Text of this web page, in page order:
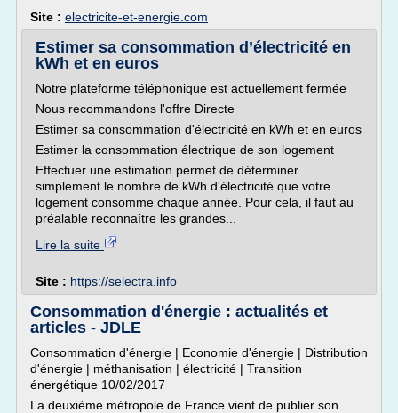
Site : electricite-et-energie.com
Estimer sa consommation d’électricité en
kWh et en euros
Notre plateforme téléphonique est actuellement fermée
Nous recommandons l'offre Directe
Estimer sa consommation d'électricité en kWh et en euros
Estimer la consommation électrique de son logement
Effectuer une estimation permet de déterminer
simplement le nombre de kWh d'électricité que votre
logement consomme chaque année. Pour cela, il faut au
préalable reconnaître les grandes...
Lire la suite
Site : https://selectra.info
Consommation d'énergie : actualités et
articles - JDLE
Consommation d'énergie | Economie d'énergie | Distribution
d'énergie | méthanisation | électricité | Transition
énergétique 10/02/2017
La deuxième métropole de France vient de publier son